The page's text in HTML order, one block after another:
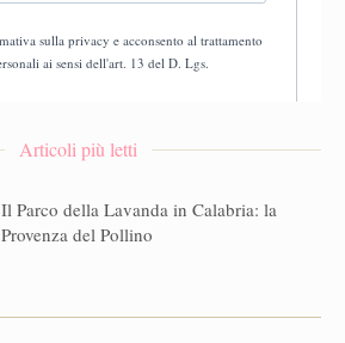
Articoli più letti
Il Parco della Lavanda in Calabria: la
Provenza del Pollino